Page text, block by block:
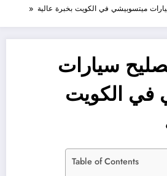
ميتسوبيشي في الكويت بخبرة عالية
سيارات
في الكويت
Table of Contents